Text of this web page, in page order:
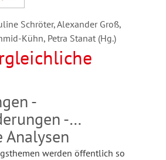
Schröter, Alexander Groß,
Kühn, Petra Stanat (Hg.)
-
-
Analysen
werden öffentlich so